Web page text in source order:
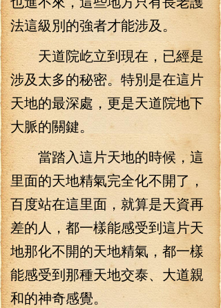
法這級別的強者才能涉及。
天道院屹立到現在，已經是
涉及太多的秘密。特別是在這片
天地的最深處，更是天道院地下
大脈的關鍵。
當踏入這片天地的時候，這
里面的天地精氣完全化不開了，
百度站在這里面，就算是天資再
差的人，都一樣能感受到這片天
地那化不開的天地精氣，都一樣
能感受到那種天地交泰、大道親
和的神奇感覺。